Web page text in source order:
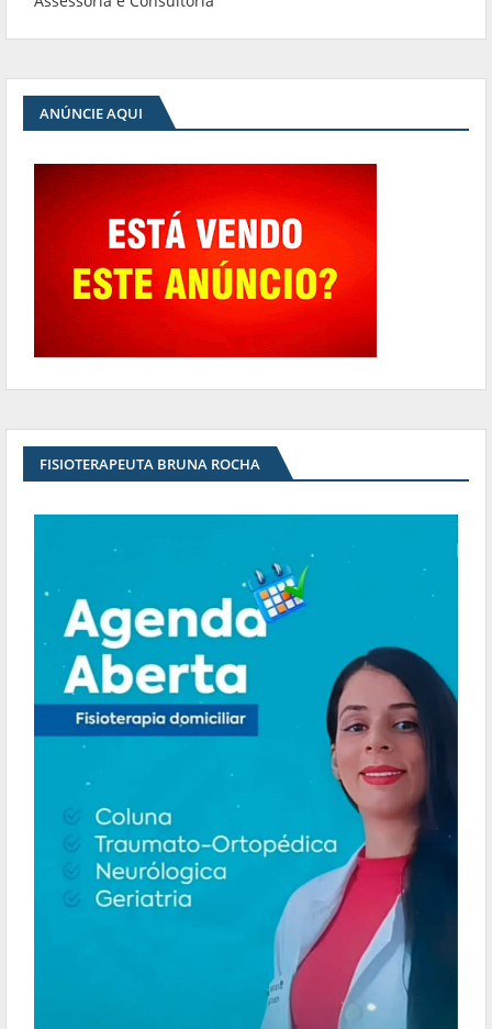
ANÚNCIE AQUI
FISIOTERAPEUTA BRUNA ROCHA